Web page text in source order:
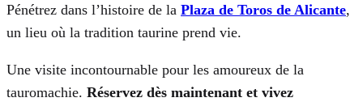
Pénétrez dans l’histoire de la Plaza de Toros de Alicante,
un lieu où la tradition taurine prend vie.
Une visite incontournable pour les amoureux de la
tauromachie. Réservez dès maintenant et vivez